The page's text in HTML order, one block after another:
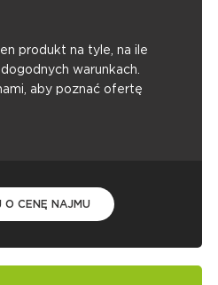
produkt na tyle, na ile
warunkach.
aby poznać ofertę
O CENĘ NAJMU